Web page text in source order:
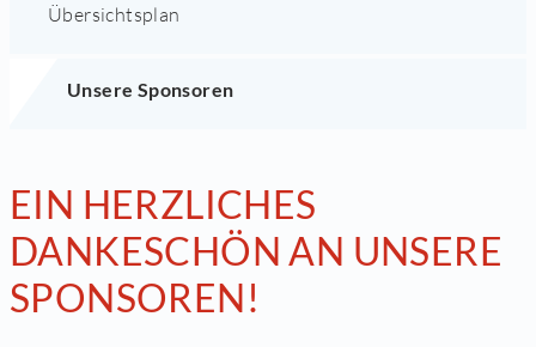
Übersichtsplan
Unsere Sponsoren
EIN HERZLICHES
DANKESCHÖN AN UNSERE
SPONSOREN!